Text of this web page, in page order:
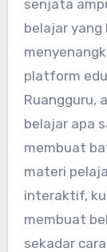
senjata
belajar yang
platform
Ruangguru,
belajar apa
membuat
materi
interaktif,
membuat
sekadar